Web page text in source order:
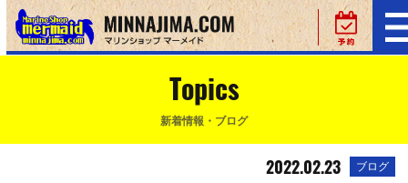
Topics
新着情報・ブログ
2022.02.23 ブログ